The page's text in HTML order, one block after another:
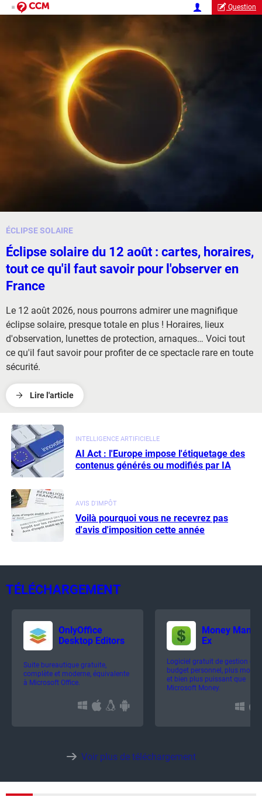
Question
ÉCLIPSE SOLAIRE
Éclipse solaire du 12 août : cartes, horaires,
tout ce qu'il faut savoir pour l'observer en
France
Le 12 août 2026, nous pourrons admirer une magnifique
éclipse solaire, presque totale en plus ! Horaires, lieux
d'observation, lunettes de protection, arnaques… Voici tout
ce qu'il faut savoir pour profiter de ce spectacle rare en toute
sécurité.
Lire l'article
INTELLIGENCE ARTIFICIELLE
AI Act : l'Europe impose l'étiquetage des
contenus générés ou modifiés par IA
AVIS D'IMPÔT
Voilà pourquoi vous ne recevrez pas
d'avis d'imposition cette année
TÉLÉCHARGEMENT
OnlyOffice
Desktop Editors
Suite bureautique gratuite,
complète et moderne, équivalente
à Microsoft Office.
Money
Ex
Logiciel gratuit de gestion de
budget personnel, plus
et bien plus puissant que
Microsoft Money.
Voir plus de téléchargement